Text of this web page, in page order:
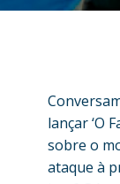
lançar ‘O
sobre o
ataque à